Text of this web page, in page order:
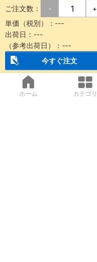
ご注文数： - +
単価（税別）： ---
出荷日： ---
（参考出荷日）： ---
今すぐ注文
ホーム カテゴリ